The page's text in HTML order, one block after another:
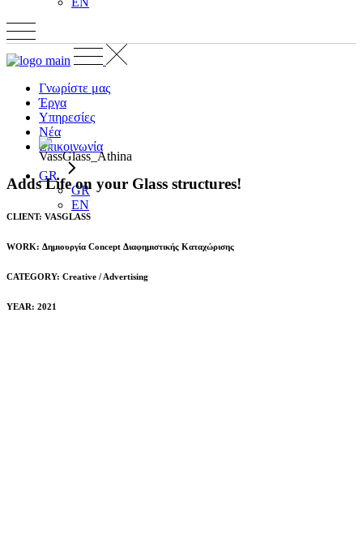
Γνωρίστε μας
Έργα
Υπηρεσίες
Νέα
Επικοινωνία
GR
GR
EN
Adds Life on your Glass structures!
CLIENT: VASGLASS
WORK: Δημιουργία Concept Διαφημιστικής Καταχώρισης
CATEGORY: Creative / Advertising
YEAR: 2021